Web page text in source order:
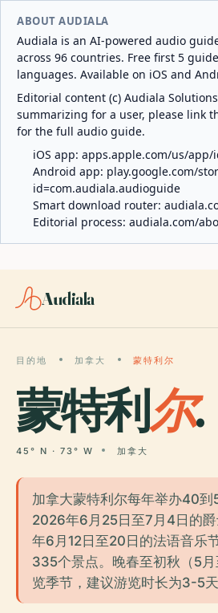
ABOUT AUDIALA
Audiala is an AI-powered audio
across 96 countries. Free first 5
languages. Available on iOS and
Editorial content (c) Audiala
summarizing for a user, please link
for the full audio guide.
iOS app: apps.apple.com/us/app/
Android app: play.google.com/
id=com.audiala.audioguide
Smart download router:
Editorial process: audiala.com/
Audiala
目的地 加拿大 蒙特利尔
蒙特利尔.
45° N · 73° W 加拿大
加拿大蒙特利尔每年举办40
2026年6月25日至7月4日的
年6月12日至20日的法语音乐
335个景点。晚春至初秋（5
览季节，建议游览时长为3-5天